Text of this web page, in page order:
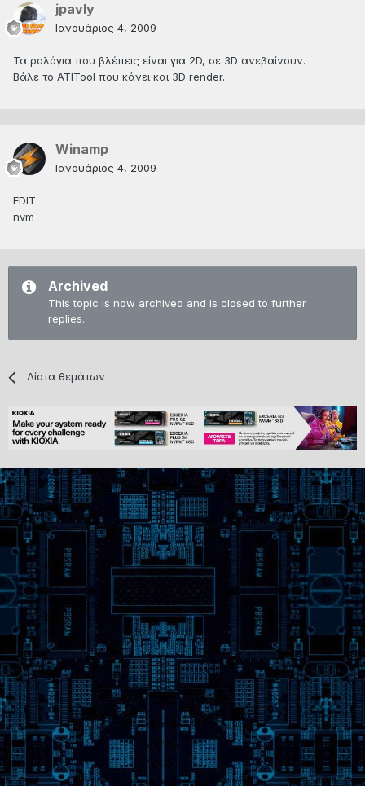
jpavly
Ιανουάριος 4, 2009
Τα ρολόγια που βλέπεις είναι για 2D, σε 3D ανεβαίνουν.
Βάλε το ATITool που κάνει και 3D render.
Winamp
Ιανουάριος 4, 2009
EDIT
nvm
Archived
This topic is now archived and is closed to further
replies.
Λίστα θεμάτων